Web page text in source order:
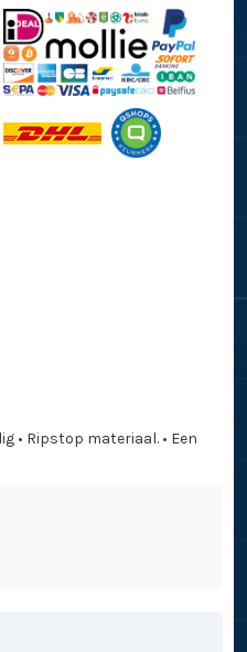
• Ripstop materiaal. • Een